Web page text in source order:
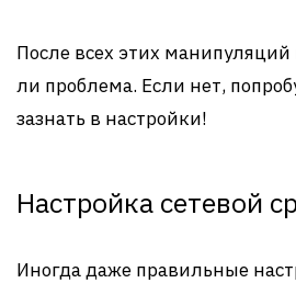
После всех этих манипуляций
ли проблема. Если нет,
зазнать в настройки!
Настройка сетевой
Иногда даже правильные